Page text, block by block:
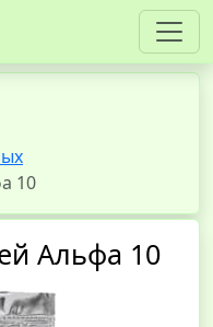
10
Альфа 10